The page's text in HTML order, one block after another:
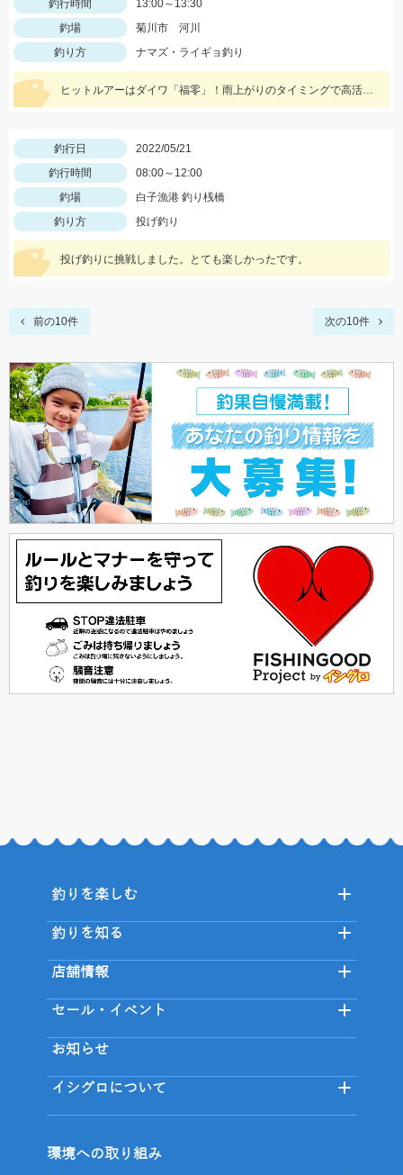
釣行時間
13:00～13:30
釣場
菊川市 河川
釣り方
ナマズ・ライギョ釣り
ヒットルアーはダイワ「福零」！雨上がりのタイミングで高活性でした！
釣行日
2022/05/21
釣行時間
08:00～12:00
釣場
白子漁港 釣り桟橋
釣り方
投げ釣り
投げ釣りに挑戦しました。とても楽しかったです。
前の10件 次の10件
釣りを楽しむ
釣りを知る
店舗情報
セール・イベント
お知らせ
イシグロについて
環境への取り組み